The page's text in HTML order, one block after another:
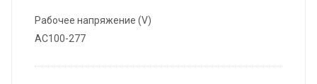
Рабочее напряжение (V)
AC100-277